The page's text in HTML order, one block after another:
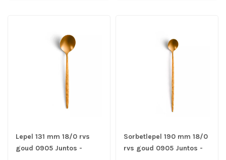
Lepel 131 mm 18/0 rvs
goud 0905 Juntos -
Sorbetlepel 190 mm 18/0
rvs goud 0905 Juntos -